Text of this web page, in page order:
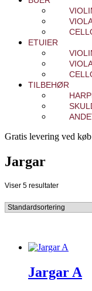
ETUIER
TILBEHØR
Gratis levering ved
Jargar
Viser 5 resultater
Jargar A